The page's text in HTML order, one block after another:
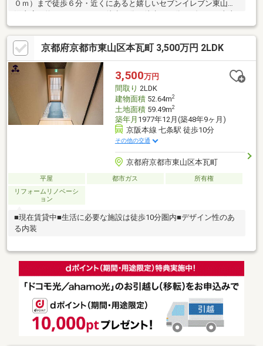
０ｍ）まで徒歩６分・近くにあると嬉しいセブンイレブン東山泉
涌寺店（約６００ｍ）まで徒歩８分・徒歩１０分のダックス東山
本町店（約８００ｍ）は深夜０時まで営業中！・小さなお子様で
も無理なく通える東山泉小中学校西学舎（約４００ｍ）は徒歩５
分◎・京都今熊野郵便局（約３５０ｍ）まで徒歩５分・我が家の
お庭感覚で利用できる宝蔵公園（約３００ｍ）まで徒歩４分▽ 住
宅ローンや諸経費等どんなことでもご相談ください！親切丁寧に
ご説明させていただきます ▽
京都府京都市東山区本瓦町 3,500万円 2LDK
3,500万円
間取り 2LDK
建物面積52.64m2
土地面積59.49m2
築年月 1977年12月(築48年9ヶ月)
京阪本線 七条駅 徒歩10分
その他の交通
京都府京都市東山区本瓦町
平屋 都市ガス
所有権
リフォームリノベーシ
ョン
■現在賃貸中■生活に必要な施設は徒歩10分圏内■デザイン性のあ
る内装